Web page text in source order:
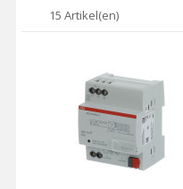
15 Artikel(en)